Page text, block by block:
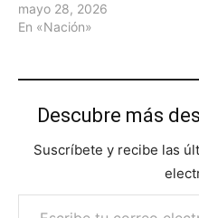
mayo 28, 2026
En «Nación»
Descubre más
Suscríbete y recibe las
Escribe tu correo electrónico…